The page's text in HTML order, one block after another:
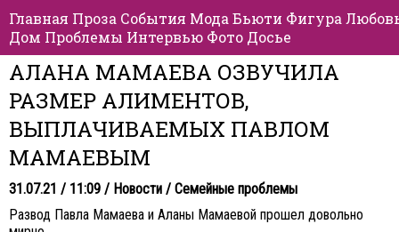
Главная Проза События Мода Бьюти Фигура
Дом Проблемы Интервью Фото Досье
АЛАНА МАМАЕВА ОЗВУЧИЛА
РАЗМЕР АЛИМЕНТОВ,
ВЫПЛАЧИВАЕМЫХ ПАВЛОМ
МАМАЕВЫМ
31.07.21 / 11:09 / Новости / Семейные проблемы
Развод Павла Мамаева и Аланы Мамаевой прошел довольно